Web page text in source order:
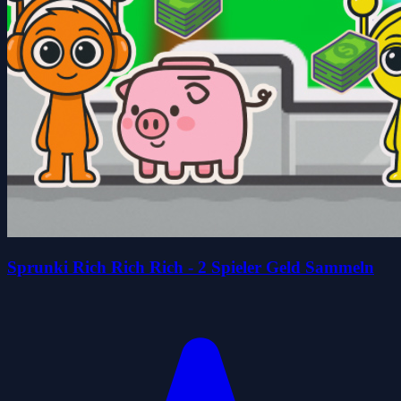
Sprunki Rich Rich Rich - 2 Spieler Geld Sammeln